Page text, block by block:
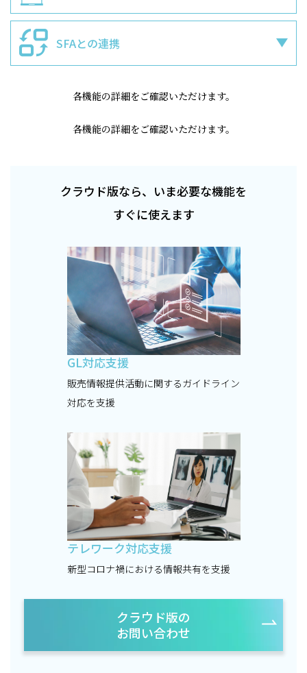
SFAとの連携
各機能の詳細をご確認いただけます。
各機能の詳細をご確認いただけます。
クラウド版なら、いま必要な機能を
すぐに使えます
GL対応支援
販売情報提供活動に関するガイドライン
対応を支援
テレワーク対応支援
新型コロナ禍における情報共有を支援
クラウド版の
お問い合わせ